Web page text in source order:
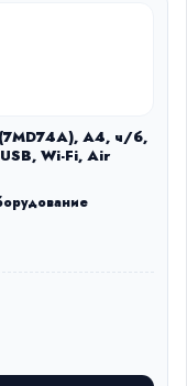
A4, ч/б,
Wi-Fi, Air